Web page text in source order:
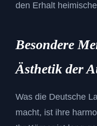
den Erhalt
Besondere
Ästhetik der
Was die Deutsche
macht, ist ihre